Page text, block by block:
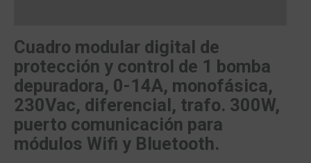
Cuadro modular digital de
protección y control de 1 bomba
depuradora, 0-14A, monofásica,
230Vac, diferencial, trafo. 300W,
puerto comunicación para
módulos Wifi y Bluetooth.